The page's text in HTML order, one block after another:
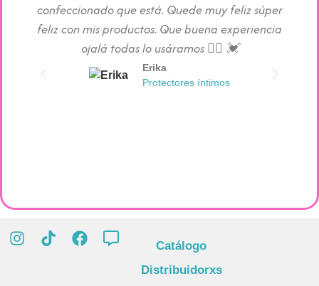
confeccionado que está. Quede muy feliz súper
feliz con mis productos. Que buena experiencia
ojalá todas lo usáramos 👯‍♀️ 💓
Erika
Protectores íntimos
Catálogo
Distribuidorxs